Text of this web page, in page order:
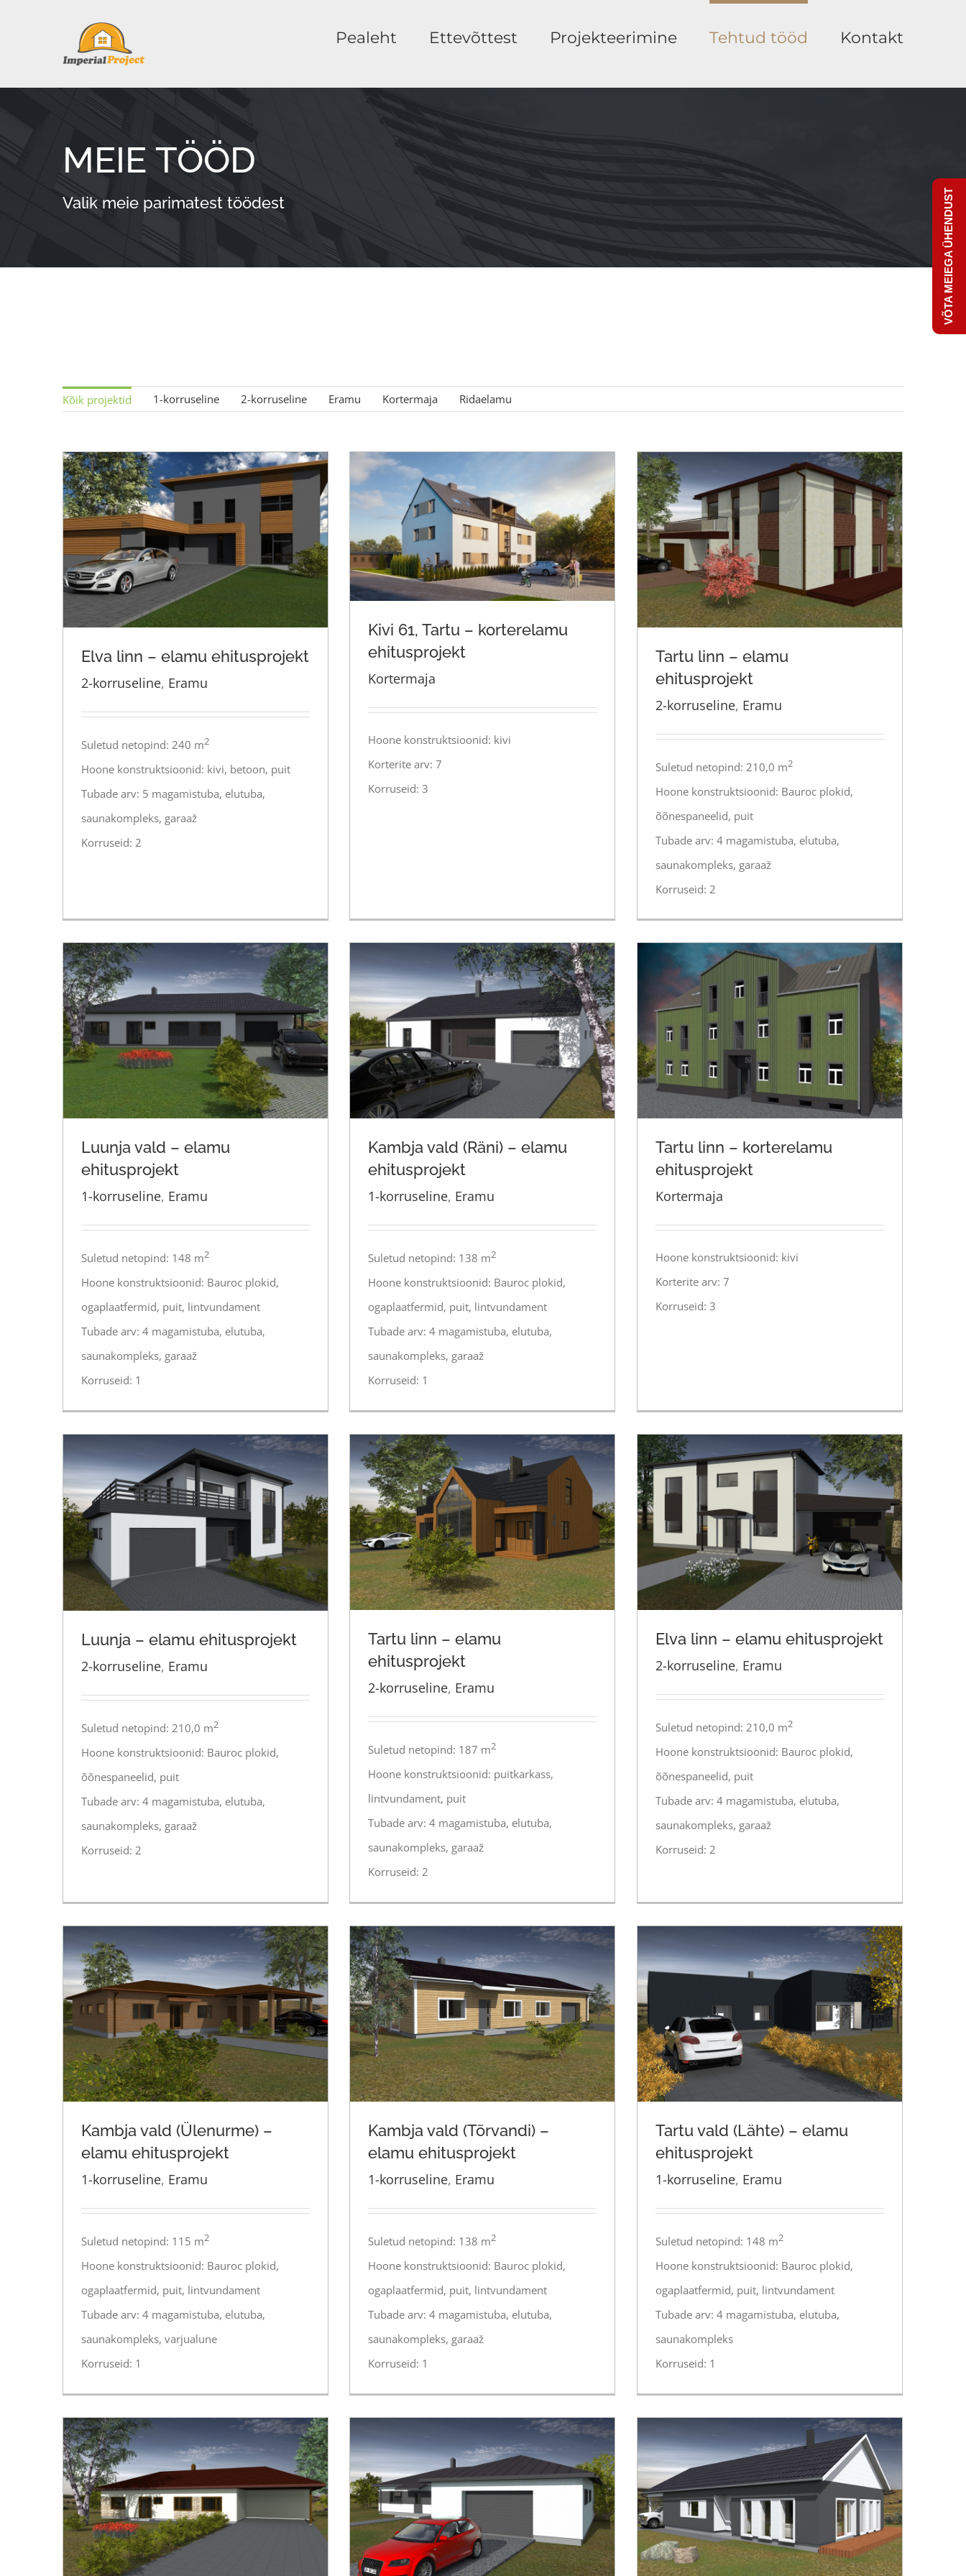
Pealeht Ettevõttest Projekteerimine Tehtud tööd Kontakt
MEIE TÖÖD
Valik meie parimatest töödest
Kõik projektid 1-korruseline 2-korruseline Eramu Kortermaja Ridaelamu
Elva linn – elamu ehitusprojekt
Elva linn – elamu ehitusprojekt
2-korruseline, Eramu
Suletud netopind: 240 m2
Hoone konstruktsioonid: kivi, betoon, puit
Tubade arv: 5 magamistuba, elutuba,
saunakompleks, garaaž
Korruseid: 2
Kivi 61, Tartu – korterelamu
ehitusprojekt
Kivi 61, Tartu – korterelamu
ehitusprojekt
Kortermaja
Hoone konstruktsioonid: kivi
Korterite arv: 7
Korruseid: 3
Tartu linn – elamu ehitusprojekt
Tartu linn – elamu
ehitusprojekt
2-korruseline, Eramu
Suletud netopind: 210,0 m2
Hoone konstruktsioonid: Bauroc plokid,
õõnespaneelid, puit
Tubade arv: 4 magamistuba, elutuba,
saunakompleks, garaaž
Korruseid: 2
Luunja vald – elamu ehitusprojekt
Luunja vald – elamu
ehitusprojekt
1-korruseline, Eramu
Suletud netopind: 148 m2
Hoone konstruktsioonid: Bauroc plokid,
ogaplaatfermid, puit, lintvundament
Tubade arv: 4 magamistuba, elutuba,
saunakompleks, garaaž
Korruseid: 1
Kambja vald (Räni) – elamu
ehitusprojekt
1-korruseline, Eramu
Suletud netopind: 138 m2
Hoone konstruktsioonid: Bauroc plokid,
ogaplaatfermid, puit, lintvundament
Tubade arv: 4 magamistuba, elutuba,
saunakompleks, garaaž
Korruseid: 1
Tartu linn – korterelamu
ehitusprojekt
Kortermaja
Hoone konstruktsioonid: kivi
Korterite arv: 7
Korruseid: 3
Luunja – elamu ehitusprojekt
Luunja – elamu ehitusprojekt
2-korruseline, Eramu
Suletud netopind: 210,0 m2
Hoone konstruktsioonid: Bauroc plokid,
õõnespaneelid, puit
Tubade arv: 4 magamistuba, elutuba,
saunakompleks, garaaž
Korruseid: 2
Tartu linn – elamu ehitusprojekt
Tartu linn – elamu
ehitusprojekt
2-korruseline, Eramu
Suletud netopind: 187 m2
Hoone konstruktsioonid: puitkarkass,
lintvundament, puit
Tubade arv: 4 magamistuba, elutuba,
saunakompleks, garaaž
Korruseid: 2
Elva linn – elamu ehitusprojekt
Elva linn – elamu ehitusprojekt
2-korruseline, Eramu
Suletud netopind: 210,0 m2
Hoone konstruktsioonid: Bauroc plokid,
õõnespaneelid, puit
Tubade arv: 4 magamistuba, elutuba,
saunakompleks, garaaž
Korruseid: 2
Kambja vald (Ülenurme) –
elamu ehitusprojekt
1-korruseline, Eramu
Suletud netopind: 115 m2
Hoone konstruktsioonid: Bauroc plokid,
ogaplaatfermid, puit, lintvundament
Tubade arv: 4 magamistuba, elutuba,
saunakompleks, varjualune
Korruseid: 1
Kambja vald (Tõrvandi) –
elamu ehitusprojekt
1-korruseline, Eramu
Suletud netopind: 138 m2
Hoone konstruktsioonid: Bauroc plokid,
ogaplaatfermid, puit, lintvundament
Tubade arv: 4 magamistuba, elutuba,
saunakompleks, garaaž
Korruseid: 1
Tartu vald (Lähte) – elamu
ehitusprojekt
1-korruseline, Eramu
Suletud netopind: 148 m2
Hoone konstruktsioonid: Bauroc plokid,
ogaplaatfermid, puit, lintvundament
Tubade arv: 4 magamistuba, elutuba,
saunakompleks
Korruseid: 1
VÕTA MEIEGA ÜHENDUST